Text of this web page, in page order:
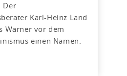
Der
Karl-Heinz Land
Warner vor dem
einen Namen.